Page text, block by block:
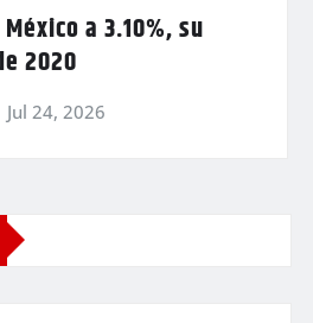
a 3.10%, su
2020
Jul 24, 2026